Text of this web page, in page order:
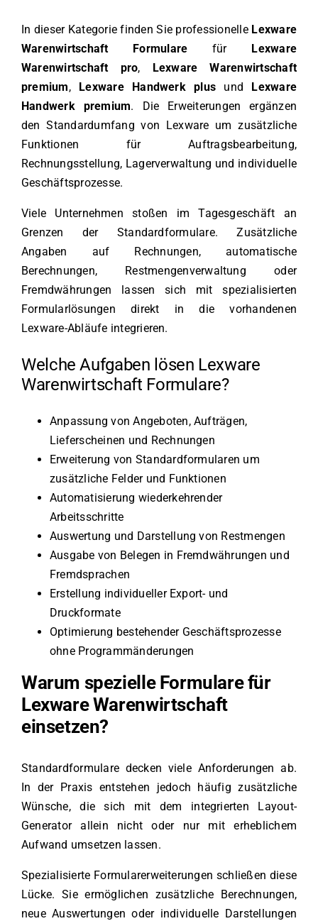
In dieser Kategorie finden Sie professionelle Lexware
Warenwirtschaft Formulare für
Lexware
Warenwirtschaft pro,
Lexware Warenwirtschaft
premium, Lexware Handwerk plus und
Lexware
Handwerk premium. Die Erweiterungen ergänzen
den Standardumfang von Lexware um zusätzliche
Funktionen für Auftragsbearbeitung,
Rechnungsstellung, Lagerverwaltung und individuelle
Geschäftsprozesse.
Viele Unternehmen stoßen im Tagesgeschäft an
Grenzen der Standardformulare. Zusätzliche
Angaben auf Rechnungen, automatische
Berechnungen, Restmengenverwaltung oder
Fremdwährungen lassen sich mit spezialisierten
Formularlösungen direkt in die vorhandenen
Lexware-Abläufe integrieren.
Welche Aufgaben lösen Lexware
Warenwirtschaft Formulare?
Anpassung von Angeboten, Aufträgen,
Lieferscheinen und Rechnungen
Erweiterung von Standardformularen um
zusätzliche Felder und Funktionen
Automatisierung wiederkehrender
Arbeitsschritte
Auswertung und Darstellung von Restmengen
Ausgabe von Belegen in Fremdwährungen und
Fremdsprachen
Erstellung individueller Export- und
Druckformate
Optimierung bestehender Geschäftsprozesse
ohne Programmänderungen
Warum spezielle Formulare für
Lexware Warenwirtschaft
einsetzen?
Standardformulare decken viele Anforderungen ab.
In der Praxis entstehen jedoch häufig zusätzliche
Wünsche, die sich mit dem integrierten Layout-
Generator allein nicht oder nur mit erheblichem
Aufwand umsetzen lassen.
Spezialisierte Formularerweiterungen schließen diese
Lücke. Sie ermöglichen zusätzliche Berechnungen,
neue Auswertungen oder individuelle Darstellungen